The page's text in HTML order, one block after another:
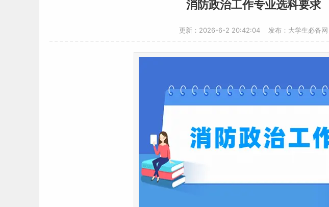
消防政治工作专业选科要求
更新：2026-6-2 20:42:04 发布：大学生必备网